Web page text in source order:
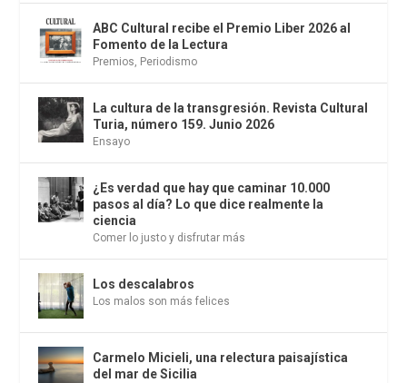
ABC Cultural recibe el Premio Liber 2026 al
Fomento de la Lectura
Premios Periodismo
La cultura de la transgresión. Revista Cultural
Turia, número 159. Junio 2026
Ensayo
¿Es verdad que hay que caminar 10.000
pasos al día? Lo que dice realmente la
ciencia
Comer lo justo y disfrutar más
Los descalabros
Los malos son más felices
Carmelo Micieli, una relectura paisajística
del mar de Sicilia